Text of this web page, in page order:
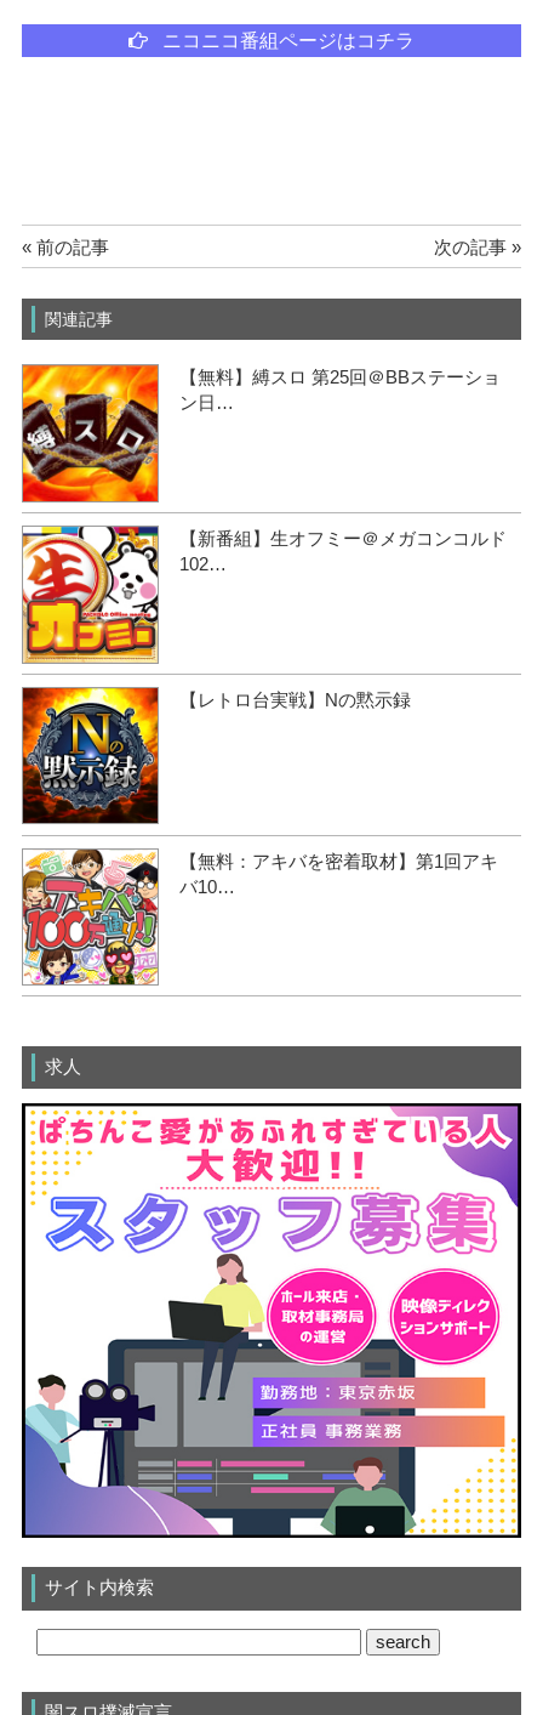
ニコニコ番組ページはコチラ
« 前の記事 次の記事 »
関連記事
【無料】縛スロ 第25回＠BBステーショ
ン日…
【新番組】生オフミー＠メガコンコルド
102…
【レトロ台実戦】Nの黙示録
【無料：アキバを密着取材】第1回アキ
バ10…
求人
サイト内検索